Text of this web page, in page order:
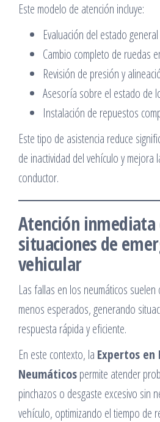
Este modelo de atención incluye:
Evaluación del estado
Cambio completo de ruedas
Revisión de presión y
Asesoría sobre el estado de
Instalación de repuestos
Este tipo de asistencia reduce
de inactividad del vehículo y mejora
conductor.
Atención inmediata
situaciones de
vehicular
Las fallas en los neumáticos
menos esperados, generando
respuesta rápida y eficiente.
En este contexto, la Expertos en
Neumáticospermite atender
pinchazos o desgaste excesivo sin
vehículo, optimizando el tiempo de